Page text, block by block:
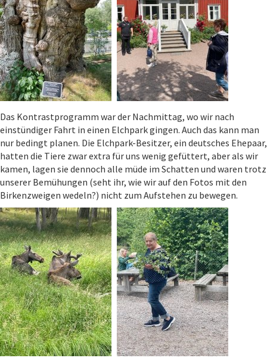
Das Kontrastprogramm war der Nachmittag, wo wir nach
einstündiger Fahrt in einen Elchpark gingen. Auch das kann man
nur bedingt planen. Die Elchpark-Besitzer, ein deutsches Ehepaar,
hatten die Tiere zwar extra für uns wenig gefüttert, aber als wir
kamen, lagen sie dennoch alle müde im Schatten und waren trotz
unserer Bemühungen (seht ihr, wie wir auf den Fotos mit den
Birkenzweigen wedeln?) nicht zum Aufstehen zu bewegen.